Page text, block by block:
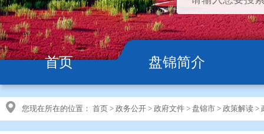
首页 盘锦简介
您现在所在的位置： 首页 > 政务公开 > 政府文件 > 盘锦市 > 政策解读 >